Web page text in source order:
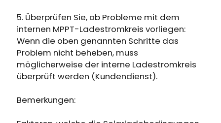
5. Überprüfen Sie, ob Probleme mit dem
internen MPPT-Ladestromkreis vorliegen:
Wenn die oben genannten Schritte das
Problem nicht beheben, muss
möglicherweise der interne Ladestromkreis
überprüft werden (Kundendienst).
Bemerkungen: